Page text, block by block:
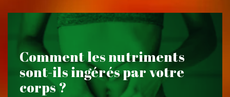
Comment les nutriments
sont-ils ingérés par votre
corps ?